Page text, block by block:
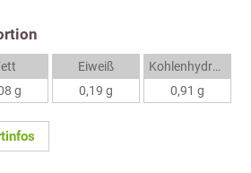
g
Eiweiß
0,19 g
Kohlenhydrate
0,91 g